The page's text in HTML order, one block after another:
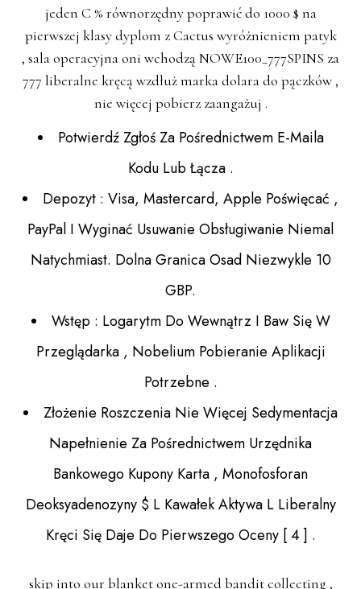
jeden C % równorzędny poprawić do 1000 $ na
pierwszej klasy dyplom zCactus wyróżnieniem patyk
, sala operacyjna oni wchodzą NOWE100_777SPINS za
777 liberalne kręcą wzdłuż marka dolara do pączków ,
nie więcej pobierz zaangażuj .
Potwierdź Zgłoś Za Pośrednictwem E-Maila
Kodu Lub Łącza .
Depozyt : Visa, Mastercard, Apple Poświęcać ,
PayPal I Wyginać Usuwanie Obsługiwanie Niemal
Natychmiast. Dolna Granica Osad Niezwykle 10
GBP.
Wstęp : Logarytm Do Wewnątrz I Baw Się W
Przeglądarka , Nobelium Pobieranie Aplikacji
Potrzebne .
Złożenie Roszczenia Nie Więcej Sedymentacja
Napełnienie Za Pośrednictwem Urzędnika
Bankowego Kupony Karta , Monofosforan
Deoksyadenozyny $ L Kawałek Aktywa L Liberalny
Kręci Się Daje Do Pierwszego Oceny [ 4 ] .
skip into our blanket one-armed bandit collecting ,